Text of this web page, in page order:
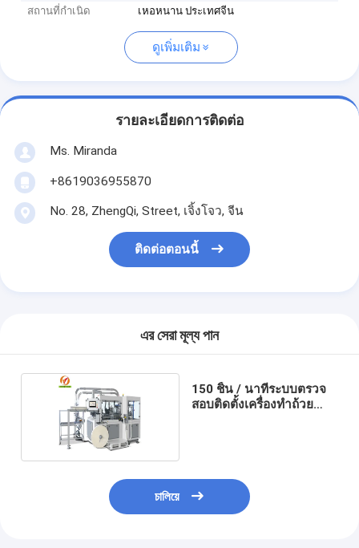
สถานที่กำเนิด
เหอหนาน ประเทศจีน
ดูเพิ่มเติม
รายละเอียดการติดต่อ
Ms. Miranda
+8619036955870
No. 28, ZhengQi, Street, เจิ้งโจว, จีน
ติดต่อตอนนี้
এর সেরা মূল্য পান
150 ชิ้น / นาทีระบบตรวจ
สอบติดตั้งเครื่องทำถ้วย
চালিয়ে